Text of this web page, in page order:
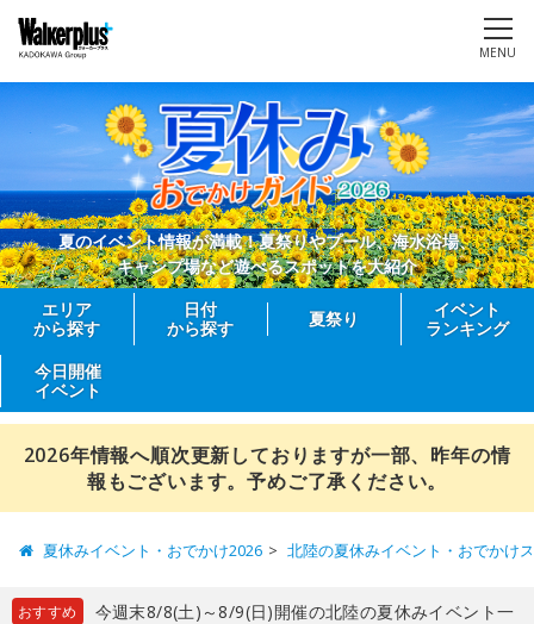
MENU
夏のイベント情報が満載！夏祭りやプール、海水浴場、
キャンプ場など遊べるスポットを大紹介
エリア
から探す
日付
から探す
夏祭り
イベント
ランキング
今日開催
イベント
2026年情報へ順次更新しておりますが一部、昨年の情
報もございます。予めご了承ください。
夏休みイベント・おでかけ2026 北陸の夏休みイベント・おでかけ
おすすめ
今週末8/8(土)～8/9(日)開催の北陸の夏休みイベント一